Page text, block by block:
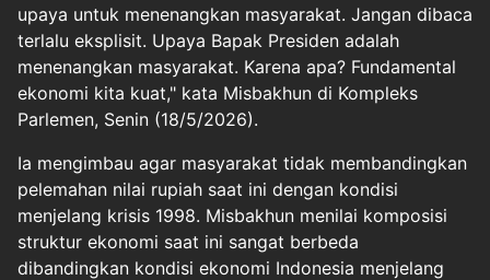
upaya untuk menenangkan masyarakat. Jangan dibaca
terlalu eksplisit. Upaya Bapak Presiden adalah
menenangkan masyarakat. Karena apa? Fundamental
ekonomi kita kuat," kata Misbakhun di Kompleks
Parlemen, Senin (18/5/2026).
Ia mengimbau agar masyarakat tidak membandingkan
pelemahan nilai rupiah saat ini dengan kondisi
menjelang krisis 1998. Misbakhun menilai komposisi
struktur ekonomi saat ini sangat berbeda
dibandingkan kondisi ekonomi Indonesia menjelang